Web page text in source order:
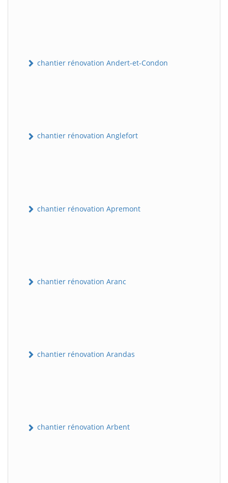
chantier rénovation Andert-et-Condon
chantier rénovation Anglefort
chantier rénovation Apremont
chantier rénovation Aranc
chantier rénovation Arandas
chantier rénovation Arbent